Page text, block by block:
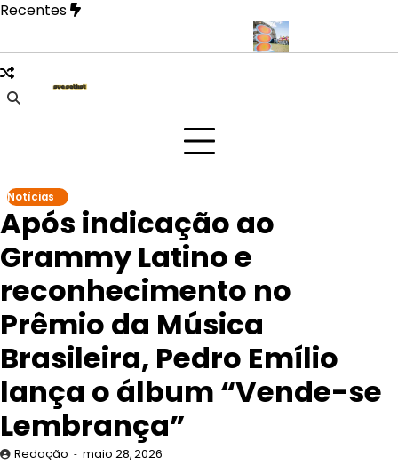
Skip
content
Recentes
fase mais íntima em novo EP
Notícias
Após indicação ao
Grammy Latino e
reconhecimento no
Prêmio da Música
Brasileira, Pedro Emílio
lança o álbum “Vende-se
Lembrança”
Redação maio 28, 2026